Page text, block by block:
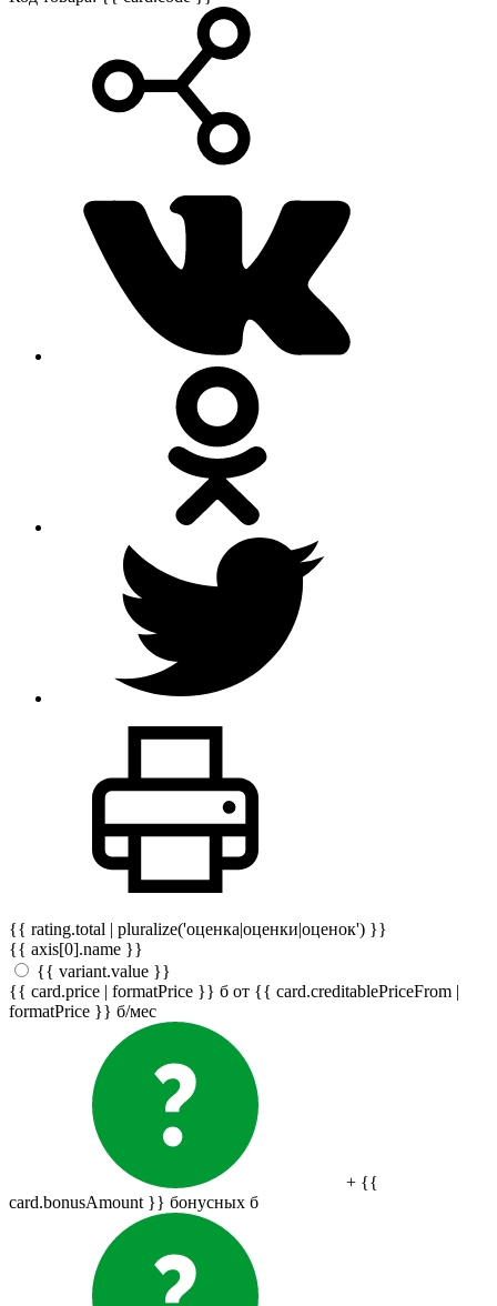
{{ rating.total | pluralize('оценка|оценки|оценок') }}
{{ axis[0].name }}
{{ variant.value }}
{{ card.price | formatPrice }} б от {{ card.creditablePriceFrom |
formatPrice }} б/мес
+ {{
card.bonusAmount }} бонусных б